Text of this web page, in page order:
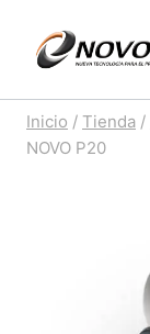
Inicio / Tienda /
NOVO P20